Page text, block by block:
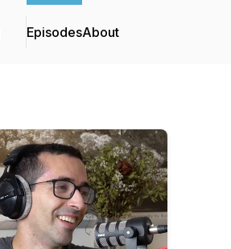
EpisodesAbout